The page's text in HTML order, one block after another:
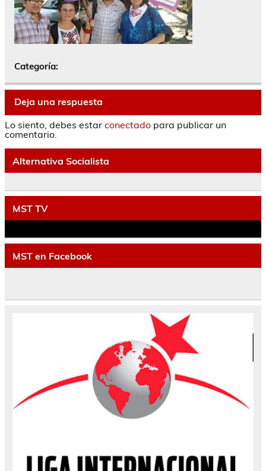
Categoría:
Deja una respuesta
Lo siento, debes estar conectado para publicar un
comentario.
Alternativa Socialista
MST TV
MST en Facebook